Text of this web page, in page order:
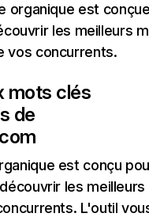
organique est
les meilleurs
vos concurrents.
mots clés
de
est conçu
les
L'outil